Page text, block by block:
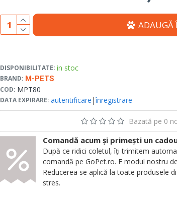
DISPONIBILITATE: in stoc
BRAND: M-PETS
COD: MPT80
DATA EXPIRARE: autentificare |înregistrare
Bazată pe 0
ADAUGĂ
Comandă acum și primești un
După ce ridici coletul, îți trimitem
comandă pe GoPet.ro. E modul nostru
Reducerea se aplică la toate produsele
stres.